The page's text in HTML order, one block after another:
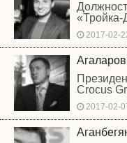
«Тройка-
2017-02-
Crocus
2017-02-